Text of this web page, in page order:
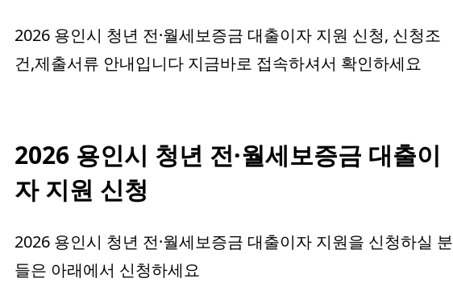
2026 용인시 청년 전·월세보증금 대출이자 지원 신청, 신청조
건,제출서류 안내입니다 지금바로 접속하셔서 확인하세요
2026 용인시 청년 전·월세보증금 대출이
자 지원 신청
2026 용인시 청년 전·월세보증금 대출이자 지원을 신청하실 분
들은 아래에서 신청하세요